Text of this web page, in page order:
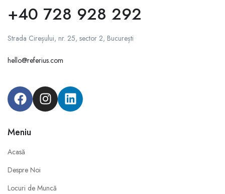
+40 728 928 292
Strada Cireșului, nr. 25, sector 2, București
hello@referius.com
Meniu
Acasă
Despre Noi
Locuri de Muncă